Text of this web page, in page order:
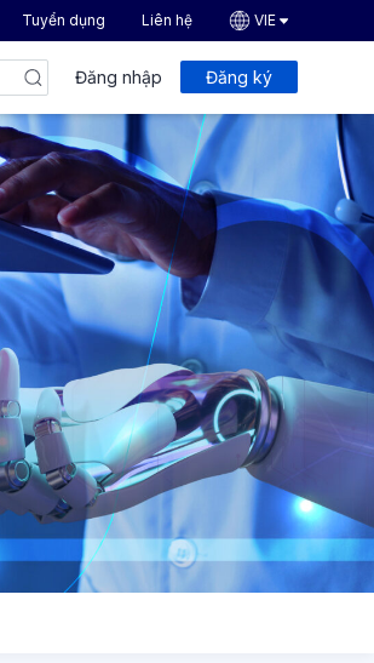
Tuyển dụng Liên hệ VIE
Đăng nhập Đăng ký